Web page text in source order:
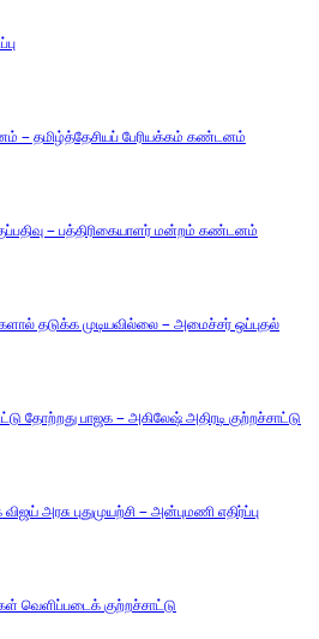
– தமிழ்த்தேசியப் பேரியக்கம் கண்டனம்
– பத்திரிகையாளர் மன்றம் கண்டனம்
தடுக்க முடியவில்லை – அமைச்சர் ஒப்புதல்
தோற்றது பாஜக – அகிலேஷ் அதிரடி குற்றச்சாட்டு
அரசு புதுமுயற்சி – அன்புமணி எதிர்ப்பு
வெளிப்படைக் குற்றச்சாட்டு